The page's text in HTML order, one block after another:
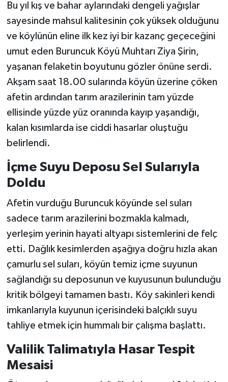
Bu yıl kış ve bahar aylarındaki dengeli yağışlar
sayesinde mahsul kalitesinin çok yüksek olduğunu
ve köylünün eline ilk kez iyi bir kazanç geçeceğini
umut eden Buruncuk Köyü Muhtarı Ziya Şirin,
yaşanan felaketin boyutunu gözler önüne serdi.
Akşam saat 18.00 sularında köyün üzerine çöken
afetin ardından tarım arazilerinin tam yüzde
ellisinde yüzde yüz oranında kayıp yaşandığı,
kalan kısımlarda ise ciddi hasarlar oluştuğu
belirlendi.
İçme Suyu Deposu Sel Sularıyla
Doldu
Afetin vurduğu Buruncuk köyünde sel suları
sadece tarım arazilerini bozmakla kalmadı,
yerleşim yerinin hayati altyapı sistemlerini de felç
etti. Dağlık kesimlerden aşağıya doğru hızla akan
çamurlu sel suları, köyün temiz içme suyunun
sağlandığı su deposunun ve kuyusunun bulunduğu
kritik bölgeyi tamamen bastı. Köy sakinleri kendi
imkanlarıyla kuyunun içerisindeki balçıklı suyu
tahliye etmek için hummalı bir çalışma başlattı.
Valilik Talimatıyla Hasar Tespit
Mesaisi